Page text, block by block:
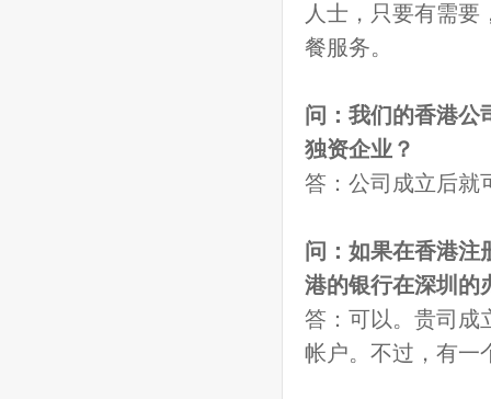
人士，只要有需
餐服务。
问：我们的香港公
独资企业？
答：公司成立后就
问：如果在香港注
港的银行在深圳的
答：可以。贵司成
帐户。不过，有一